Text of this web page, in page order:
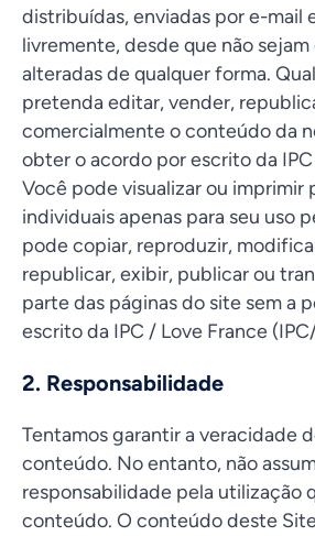
distribuídas, enviadas por e-mail
livremente, desde que não
alteradas de qualquer forma.
pretenda editar, vender,
comercialmente o conteúdo da
obter o acordo por escrito da
Você pode visualizar ou imprimir
individuais apenas para seu uso
pode copiar, reproduzir,
republicar, exibir, publicar ou
parte das páginas do site sem a
escrito da IPC / Love France
2. Responsabilidade
Tentamos garantir a veracidade
conteúdo. No entanto, não
responsabilidade pela utilização
conteúdo. O conteúdo deste